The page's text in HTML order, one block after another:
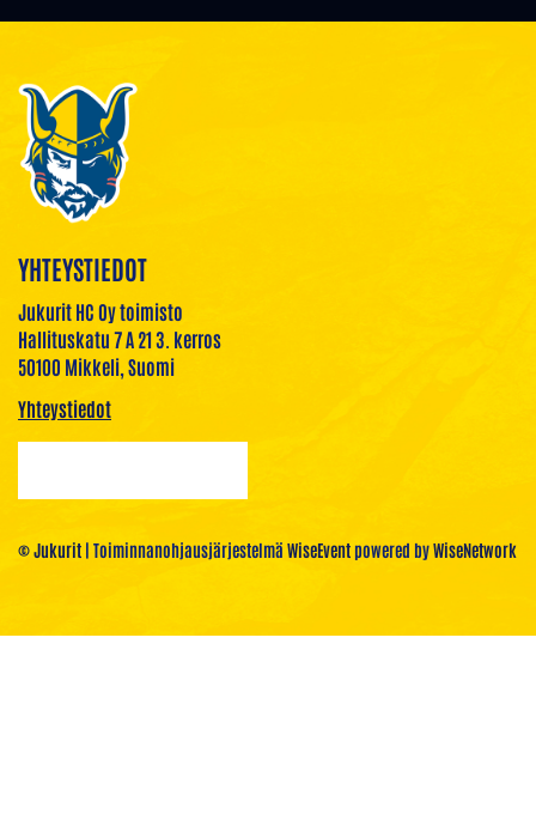
YHTEYSTIEDOT
Jukurit HC Oy toimisto
Hallituskatu 7 A 21 3. kerros
50100 Mikkeli, Suomi
Yhteystiedot
© Jukurit | Toiminnanohjausjärjestelmä WiseEventpowered byWiseNetwork